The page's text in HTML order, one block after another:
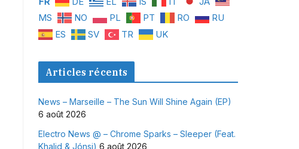
MS
NO PL PT RO
RU
ES
SV TR UK
Articles récents
News – Marseille – The Sun Will Shine Again (EP)
6 août 2026
Electro News @ – Chrome Sparks – Sleeper (Feat.
Khalid & Jónsi) 6 août 2026